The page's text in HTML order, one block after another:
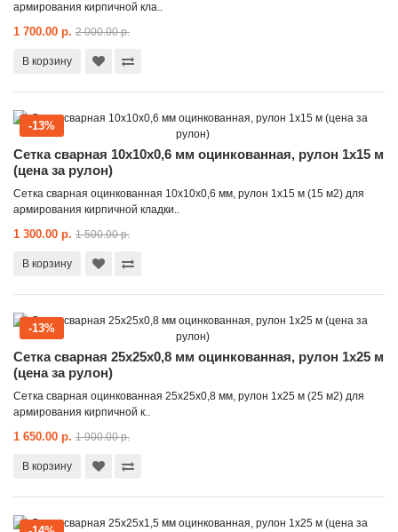
армирования кирпичной кла..
1 700.00 р. 2 000.00 р.
В корзину
Сетка сварная 10x10x0,6 мм оцинкованная, рулон 1x15 м
(цена за рулон)
Сетка сварная оцинкованная 10х10х0,6 мм, рулон 1х15 м (15 м2) для
армирования кирпичной кладки..
1 300.00 р. 1 500.00 р.
-13%
В корзину
Сетка сварная 25x25x0,8 мм оцинкованная, рулон 1x25 м
(цена за рулон)
Сетка сварная оцинкованная 25х25х0,8 мм, рулон 1х25 м (25 м2) для
армирования кирпичной к..
1 650.00 р. 1 900.00 р.
-13%
В корзину